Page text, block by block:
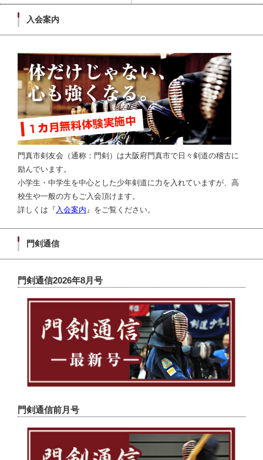
入会案内
門真市剣友会（通称：門剣）は大阪府門真市で日々剣道の稽古に
励んでいます。
小学生・中学生を中心とした少年剣道に力を入れていますが、高
校生や一般の方もご入会頂けます。
詳しくは『 入会案内 』をご覧ください。
門剣通信
門剣通信2026年8月号
門剣通信前月号